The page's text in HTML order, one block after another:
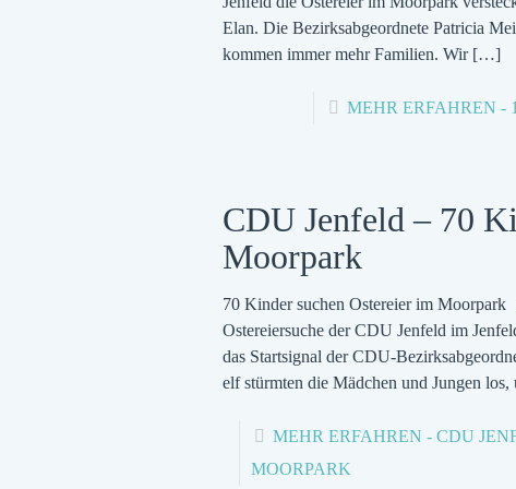
Elan. Die Bezirksabgeordnete Patricia
kommen immer mehr Familien. Wir[…]
MEHR ERFAHREN -
CDU Jenfeld – 70
Moorpark
70 Kinder suchen Ostereier im
Ostereiersuche der CDU Jenfeld im
das Startsignal der CDU-
elf stürmten die Mädchen und Jungen
MEHR ERFAHREN - CDU
MOORPARK